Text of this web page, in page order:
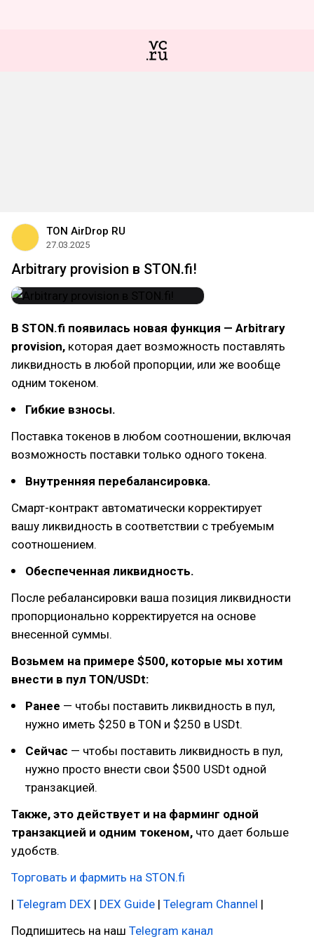
TON AirDrop RU
27.03.2025
Arbitrary provision в STON.fi!
В STON.fi появилась новая функция — Arbitrary
provision, которая дает возможность поставлять
ликвидность в любой пропорции, или же вообще
одним токеном.
Гибкие взносы.
Поставка токенов в любом соотношении, включая
возможность поставки только одного токена.
Внутренняя перебалансировка.
Смарт-контракт автоматически корректирует
вашу ликвидность в соответствии с требуемым
соотношением.
Обеспеченная ликвидность.
После ребалансировки ваша позиция ликвидности
пропорционально корректируется на основе
внесенной суммы.
Возьмем на примере $500, которые мы хотим
внести в пул TON/USDt:
Ранее — чтобы поставить ликвидность в пул,
нужно иметь $250 в TON и $250 в USDt.
Сейчас — чтобы поставить ликвидность в пул,
нужно просто внести свои $500 USDt одной
транзакцией.
Также, это действует и на фарминг одной
транзакцией и одним токеном, что дает больше
удобств.
Торговать и фармить на STON.fi
| Telegram DEX | DEX Guide | Telegram Channel |
Подпишитесь на наш Telegram канал